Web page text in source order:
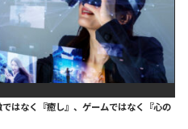
はなく『癒し』、ゲームではなく『心の